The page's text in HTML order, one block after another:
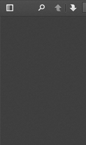
Toggle
PreviousNext